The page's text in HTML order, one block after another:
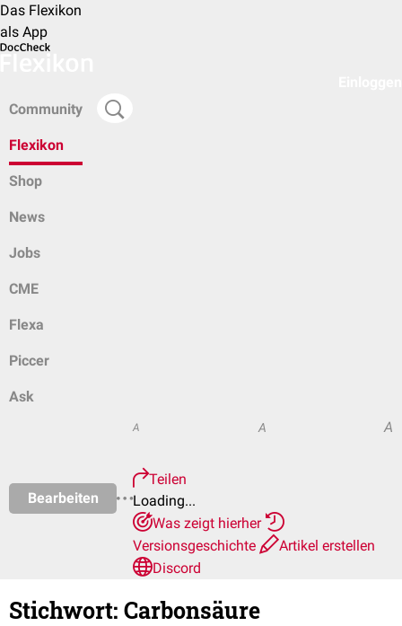
Das Flexikon
als App
Community
Flexikon
Shop
News
Jobs
CME
Flexa
Piccer
Ask
Bearbeiten
A A A
Teilen
Loading...
Was zeigt hierher
Versionsgeschichte
Artikel erstellen
Discord
Stichwort: Carbonsäure